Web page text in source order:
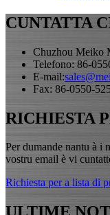
CUNTATTA
Chuzhou Meiko
Telefono: 86-
E-mail:
Fax: 86-0550-
RICHIESTA
Per dumande nantu à i
vostru email è vi
Richiesta per a lista di